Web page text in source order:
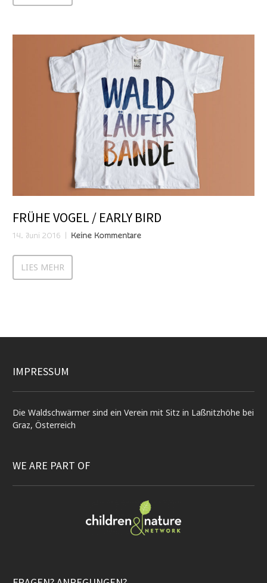
FRÜHE VOGEL / EARLY BIRD
14. Juni 2016 Keine Kommentare
LIES MEHR
IMPRESSUM
Die Waldschwärmer sind ein Verein mit Sitz in Laßnitzhöhe bei
Graz, Österreich
WE ARE PART OF